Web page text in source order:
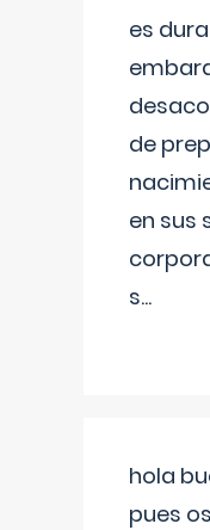
es
de
en sus
s...
hola
pues